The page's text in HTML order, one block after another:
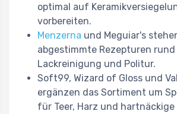
optimal auf
vorbereiten.
Menzerna und Meguiar's
abgestimmte Rezepturen rund
Lackreinigung und Politur.
Soft99, Wizard of Gloss und
ergänzen das Sortiment um
für Teer, Harz und hartnäckige